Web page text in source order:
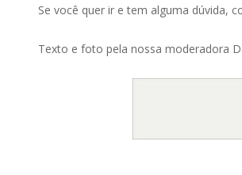
Se você quer ir e tem alguma dúvida,
Texto e foto pela nossa moderadora